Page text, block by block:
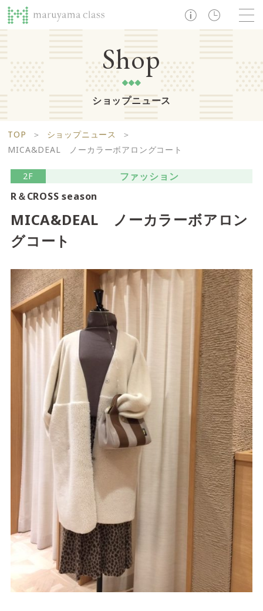
TOP
ショップ レストラン・カフェ ショップニュース
イベント・お知らせ 施設案内
マルヤマ クラスとは
サイトご利用にあたって
サイトマップ
閉じる
Life support floor
ライフサポートフロア
営業時間 10:00 ~ 20:00
1F Food boutique floor
フードブティックフロア
※一部店舗は営業時間が異なります。
2F Fashion & Life style floor
ファッション＆ライフスタイルフロア
営業時間 10:00 ~ 20:00
Service & Beauty & Restaurant
floor
サービス＆ビューティー＆レストランフロア
営業時間 10:00 ~ 22:00
4F/5F Physical care floor
フィジカルケアフロア
営業時間 10:00 ~ 23:00
Shop
ショップニュース
TOP ＞ ショップニュース
＞
MICA&DEAL ノーカラーボアロングコート
2F
ファッション
R＆CROSS season
MICA&DEAL ノーカラーボアロン
グコート